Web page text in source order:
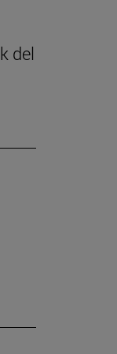
del